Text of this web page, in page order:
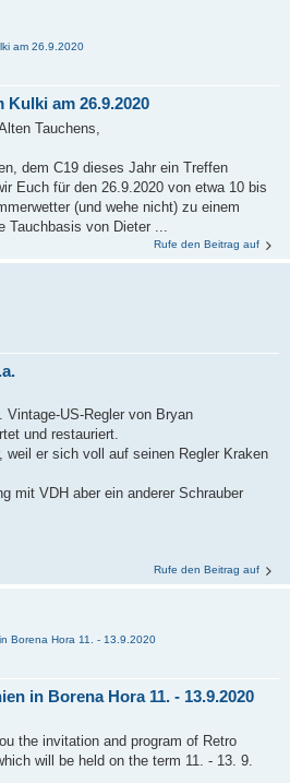
am 26.9.2020
Kulki am 26.9.2020
Tauchens,
dem C19 dieses Jahr ein Treffen
Euch für den 26.9.2020 von etwa 10 bis
(und wehe nicht) zu einem
von Dieter ...
Rufe den Beitrag auf
Vintage-US-Regler von Bryan
und restauriert.
weil er sich voll auf seinen Regler Kraken
mit VDH aber ein anderer Schrauber
Rufe den Beitrag auf
Borena Hora 11. - 13.9.2020
in Borena Hora 11. - 13.9.2020
the invitation and program of Retro
will be held on the term 11. - 13. 9.